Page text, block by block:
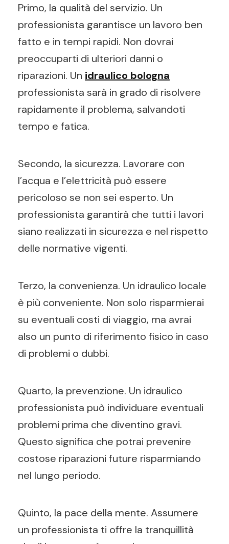
Primo, la qualità del servizio. Un
professionista garantisce un lavoro ben
fatto e in tempi rapidi. Non dovrai
preoccuparti di ulteriori danni o
riparazioni. Un idraulico bologna
professionista sarà in grado di risolvere
rapidamente il problema, salvandoti
tempo e fatica.
Secondo, la sicurezza. Lavorare con
l’acqua e l’elettricità può essere
pericoloso se non sei esperto. Un
professionista garantirà che tutti i lavori
siano realizzati in sicurezza e nel rispetto
delle normative vigenti.
Terzo, la convenienza. Un idraulico locale
è più conveniente. Non solo risparmierai
su eventuali costi di viaggio, ma avrai
also un punto di riferimento fisico in caso
di problemi o dubbi.
Quarto, la prevenzione. Un idraulico
professionista può individuare eventuali
problemi prima che diventino gravi.
Questo significa che potrai prevenire
costose riparazioni future risparmiando
nel lungo periodo.
Quinto, la pace della mente. Assumere
un professionista ti offre la tranquillità